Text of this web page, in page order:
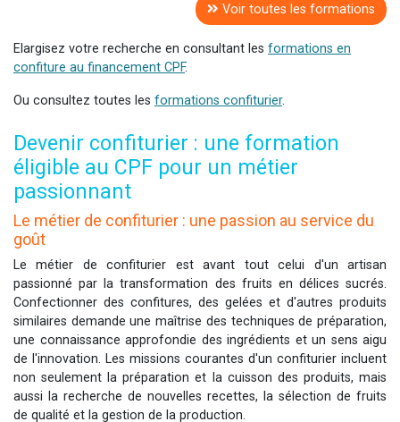
Voir toutes les formations
Elargisez votre recherche en consultant les formations en
confiture au financement CPF.
Ou consultez toutes les formations confiturier.
Devenir confiturier : une formation
éligible au CPF pour un métier
passionnant
Le métier de confiturier : une passion au service du
goût
Le métier de confiturier est avant tout celui d'un artisan
passionné par la transformation des fruits en délices sucrés.
Confectionner des confitures, des gelées et d'autres produits
similaires demande une maîtrise des techniques de préparation,
une connaissance approfondie des ingrédients et un sens aigu
de l'innovation. Les missions courantes d'un confiturier incluent
non seulement la préparation et la cuisson des produits, mais
aussi la recherche de nouvelles recettes, la sélection de fruits
de qualité et la gestion de la production.